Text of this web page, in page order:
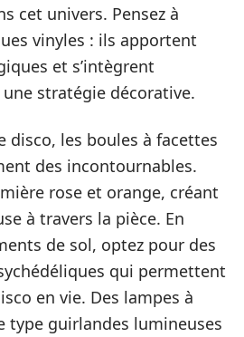
cet univers. Pensez à
vinyles : ils apportent
et s’intègrent
stratégie décorative.
disco, les boules à facettes
des incontournables.
rose et orange, créant
à travers la pièce. En
de sol, optez pour des
qui permettent
en vie. Des lampes à
type guirlandes lumineuses